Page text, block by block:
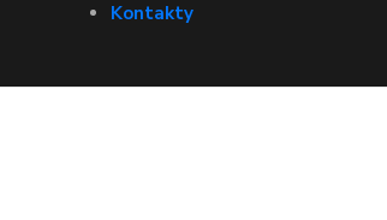
Kontakty